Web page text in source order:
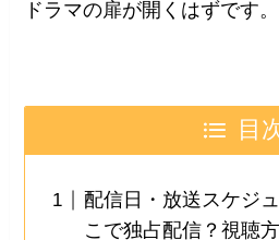
ドラマの扉が開くはずです。
目
配信日・放送スケジ
こで独占配信？視聴